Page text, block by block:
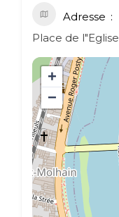
Adresse
Place de l"Eglise
+
−